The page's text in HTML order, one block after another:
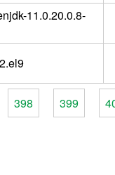
11.0.20.0.8-
398 399